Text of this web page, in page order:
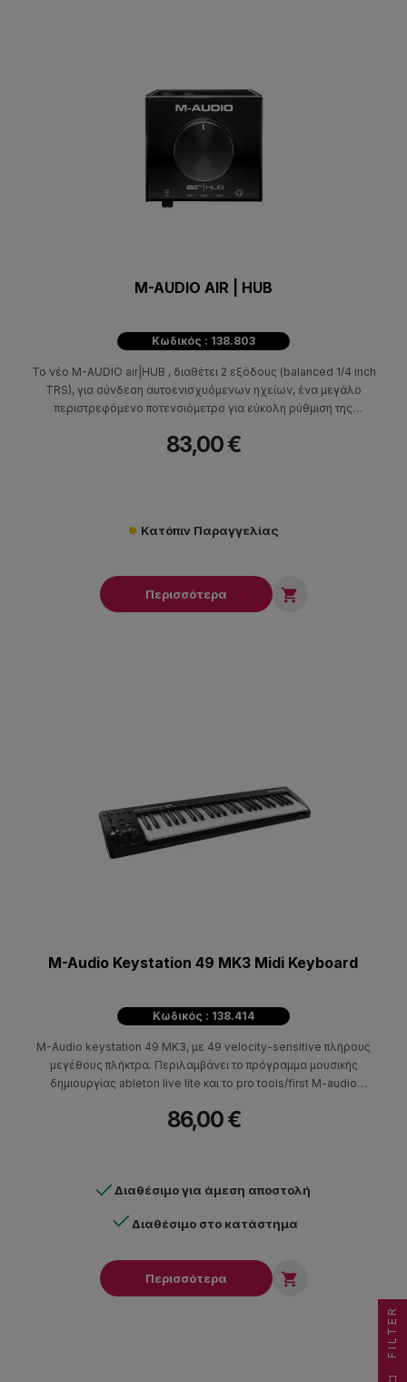
M-AUDIO AIR | HUB
Κωδικός : 138.803
Το νέο M-AUDIO air|HUB , διαθέτει 2 εξόδους (balanced 1/4 inch
TRS), για σύνδεση αυτοενισχυόμενων ηχείων, ένα μεγάλο
περιστρεφόμενο ποτενσιόμετρο για εύκολη ρύθμιση της
στάθμης, ενώ συνδέεται μέσω USB και λειτουργεί σε PC και
83,00 €
Κατόπιν Παραγγελίας
Περισσότερα 
M-Audio Keystation 49 MK3 Midi Keyboard
Κωδικός : 138.414
M-Audio keystation 49 MK3, με 49 velocity-sensitive πλήρους
μεγέθους πλήκτρα. Περιλαμβάνει το πρόγραμμα μουσικής
δημιουργίας ableton live lite και το pro tools/first M-audio
86,00 €
Διαθέσιμο για άμεση αποστολή
Διαθέσιμο στο κατάστημα
Περισσότερα 
FILTER